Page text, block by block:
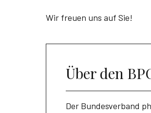
Wir freuen uns auf Sie!
Über den
Der Bundesverband